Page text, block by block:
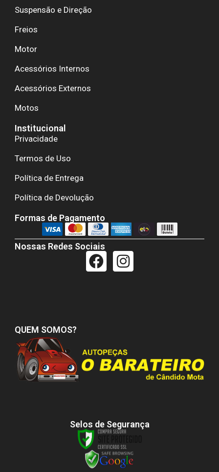
Suspensão e Direção
Freios
Motor
Acessórios Internos
Acessórios Externos
Motos
Institucional
Privacidade
Termos de Uso
Política de Entrega
Política de Devolução
Formas de Pagamento
Nossas Redes Sociais
QUEM SOMOS?
Selos de Segurança